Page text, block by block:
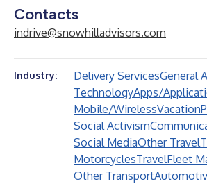
Contacts
indrive@snowhilladvisors.com
Industry: Delivery ServicesGeneral
TechnologyApps/
Mobile/WirelessVacation
Social Activism
Social MediaOther Travel
MotorcyclesTravelFleet
Other Transport